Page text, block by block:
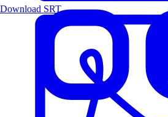
Download SRT